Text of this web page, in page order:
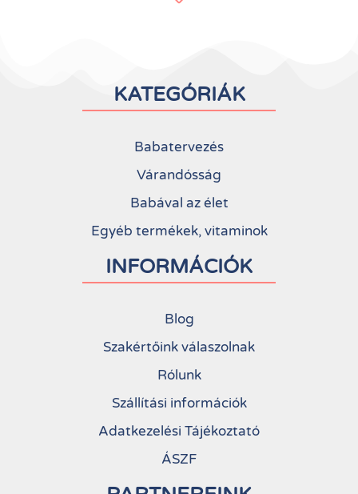
KATEGÓRIÁK
Babatervezés
Várandósság
Babával az élet
Egyéb termékek, vitaminok
INFORMÁCIÓK
Blog
Szakértőink válaszolnak
Rólunk
Szállítási információk
Adatkezelési Tájékoztató
ÁSZF